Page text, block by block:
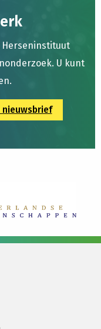
Herseninstituut
U kunt
nieuwsbrief